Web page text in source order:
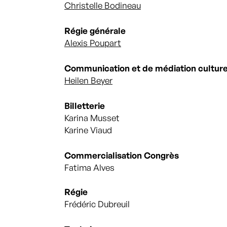
Christelle Bodineau
Régie générale
Alexis Poupart
Communication et de médiation
Heilen Beyer
Billetterie
Karina Musset
Karine Viaud
Commercialisation Congrès
Fatima Alves
Régie
Frédéric Dubreuil